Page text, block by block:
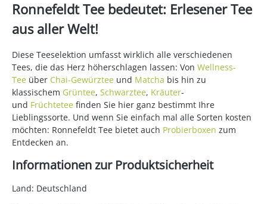
Ronnefeldt Tee bedeutet: Erlesener Tee
aus aller Welt!
Diese Teeselektion umfasst wirklich alle verschiedenen
Tees, die das Herz höherschlagen lassen: Von Wellness-
Tee über Chai-Gewürztee und Matcha bis hin zu
klassischem Grüntee, Schwarztee, Kräuter-
und Früchtetee finden Sie hier ganz bestimmt Ihre
Lieblingssorte. Und wenn Sie einfach mal alle Sorten kosten
möchten: Ronnefeldt Tee bietet auch Probierboxen zum
Entdecken an.
Informationen zur Produktsicherheit
Land: Deutschland